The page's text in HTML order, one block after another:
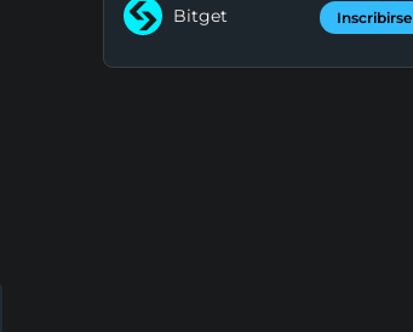
Bitget Inscribirse